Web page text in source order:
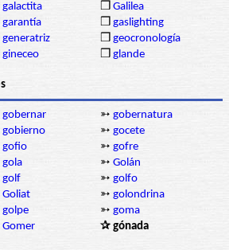
galactita ❒ Galilea
garantía ❒ gaslighting
generatriz ❒ geocronología
gineceo ❒ glande
gobernar ➳ gobernatura
gobierno ➳ gocete
gofio ➳ gofre
gola ➳ Golán
golf ➳ golfo
Goliat ➳ golondrina
golpe ➳ goma
Gomer
✰ gónada